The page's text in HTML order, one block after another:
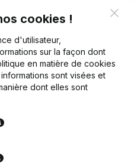
Notaire
Fin (Cessation, Annulation
cookies !
d'utilisateur,
sur la façon dont
en matière de cookies
sont visées et
dont elles sont